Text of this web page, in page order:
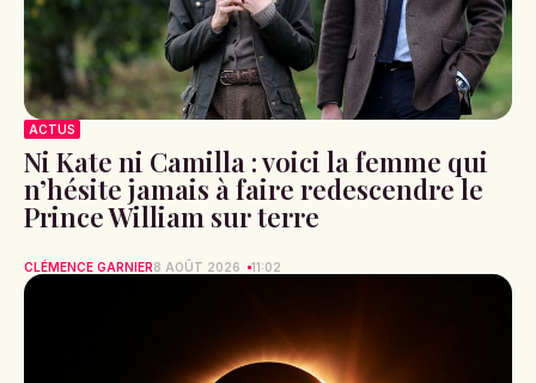
Les Dernières Actualités